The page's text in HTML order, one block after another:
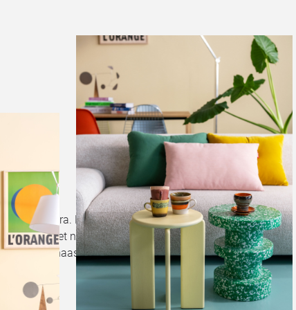
ook van Vitra. Het is een
Zo staat het niet alleen
naast mijn bed. En